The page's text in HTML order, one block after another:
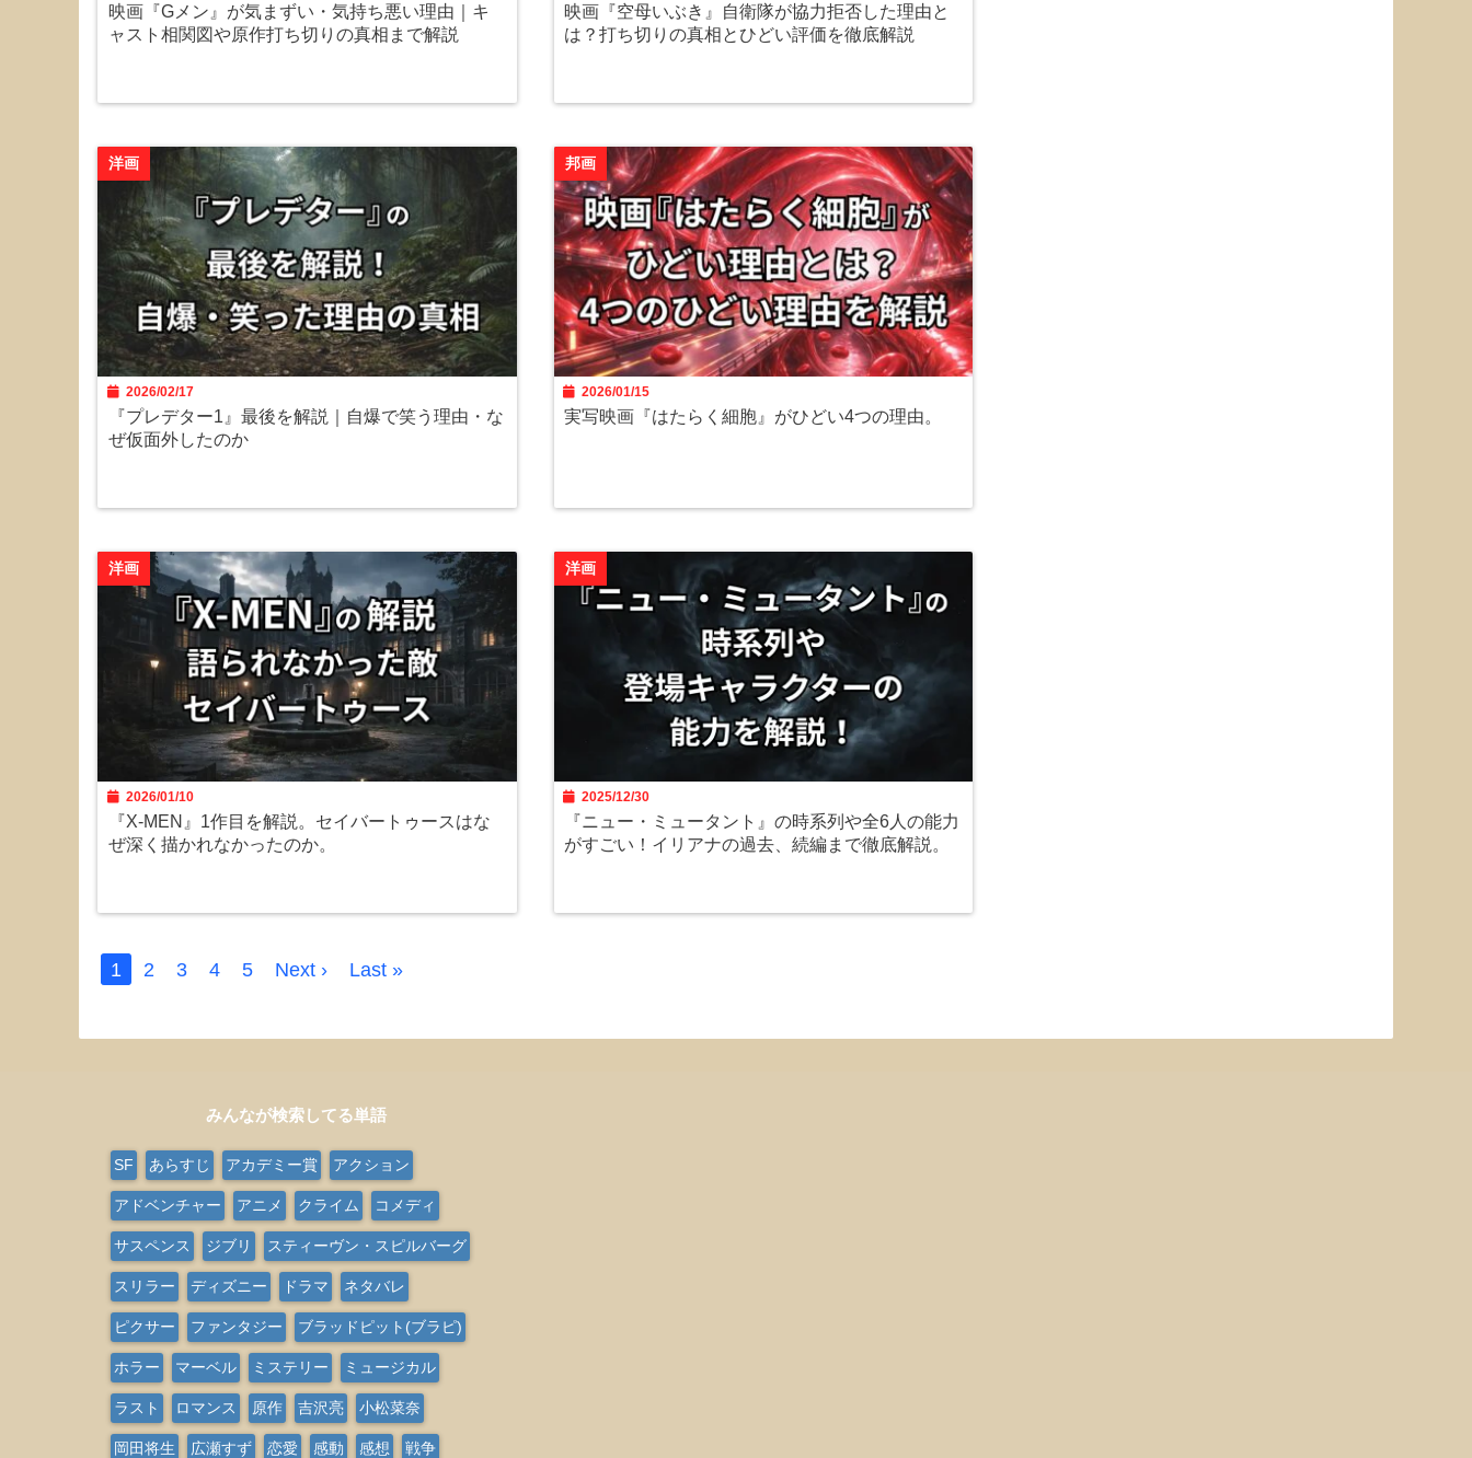
映画『Gメン』が気まずい・気持ち悪い理由｜キ
ャスト相関図や原作打ち切りの真相まで解説
映画『空母いぶき』自衛隊が協力拒否した理由と
は？打ち切りの真相とひどい評価を徹底解説
洋画
2026/02/17
『プレデター1』最後を解説｜自爆で笑う理由・な
ぜ仮面外したのか
邦画
2026/01/15
実写映画『はたらく細胞』がひどい4つの理由。
洋画
2026/01/10
『X-MEN』1作目を解説。セイバートゥースはな
ぜ深く描かれなかったのか。
洋画
2025/12/30
『ニュー・ミュータント』の時系列や全6人の能力
がすごい！イリアナの過去、続編まで徹底解説。
1 2 3 4 5 Next › Last »
みんなが検索してる単語
SF あらすじ アカデミー賞 アクション
アドベンチャー アニメ クライム コメディ
サスペンス ジブリ スティーヴン・スピルバーグ
スリラー ディズニー ドラマ ネタバレ
ピクサー ファンタジー ブラッドピット(ブラピ)
ホラー マーベル ミステリー ミュージカル
ラスト ロマンス 原作 吉沢亮 小松菜奈
岡田将生 広瀬すず 恋愛 感動 感想 戦争